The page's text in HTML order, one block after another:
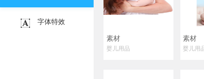
 字体特效
卡通人物
素材
婴儿用品
素材
婴儿用